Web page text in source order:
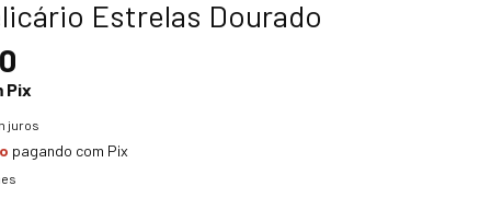
Estrelas Dourado
Pix
juros
pagando com Pix